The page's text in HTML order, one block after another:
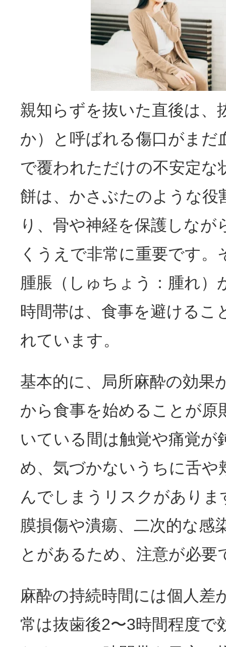
親知らずを抜いた直後は、
か）と呼ばれる傷口がまだ
で覆われただけの不安定な
餅は、かさぶたのような役
り、骨や神経を保護しなが
くうえで非常に重要です。
腫脹（しゅちょう：腫れ）
時間帯は、食事を避けるこ
れています。
基本的に、局所麻酔の効果
から食事を始めることが原
いている間は触覚や痛覚が
め、気づかないうちに舌や
んでしまうリスクがあり
膜損傷や潰瘍、二次的な感
とがあるため、注意が必要
麻酔の持続時間には個人差
常は抜歯後2〜3時間程度で